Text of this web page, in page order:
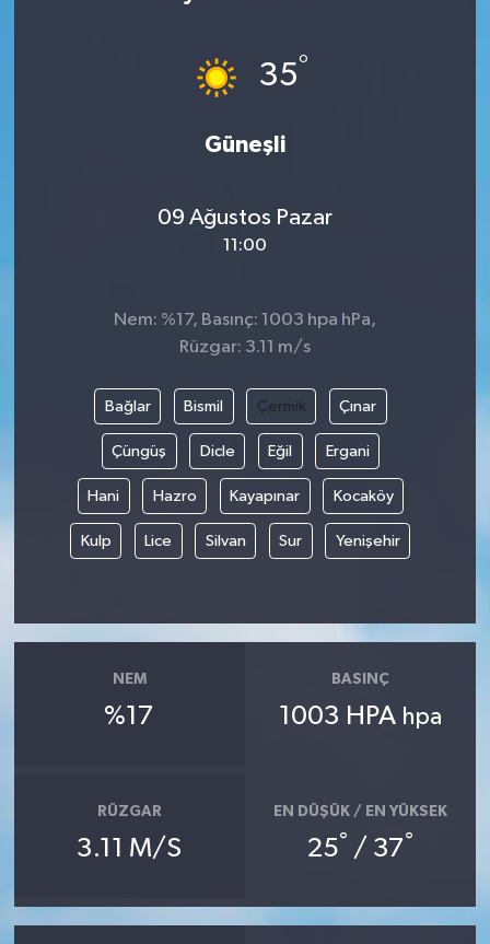
35°
Güneşli
09 Ağustos Pazar
11:00
Nem: %17, Basınç: 1003 hpa hPa,
Rüzgar: 3.11 m/s
Bağlar Bismil Çermik Çınar
Çüngüş Dicle Eğil Ergani
Hani Hazro Kayapınar Kocaköy
Kulp Lice Silvan Sur Yenişehir
NEM
%17
BASINÇ
1003 HPA hpa
RÜZGAR
3.11 M/S
EN DÜŞÜK / EN YÜKSEK
25° / 37°